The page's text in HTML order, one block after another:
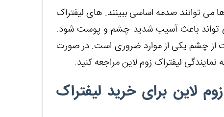
می توانند صدمه اساسی ببینند. های لیفتراک
تواند باعث آسیب شدید چشم و پوست شود.
از چشم یکی از موارد ضروری است. در صورت
لیفتراک زوم لاین مراجعه کنید.
لاین برای خرید لیفتراک